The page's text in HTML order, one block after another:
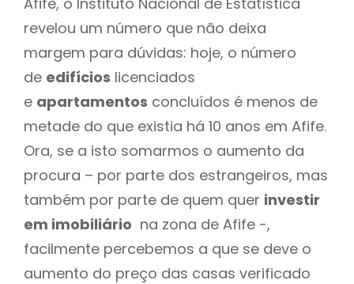
revelou um número que não deixa
margem para dúvidas: hoje, o número
de edifícios licenciados
e apartamentos concluídos é menos de
metade do que existia há 10 anos em Afife.
Ora, se a isto somarmos o aumento da
procura – por parte dos estrangeiros, mas
também por parte de quem quer investir
em imobiliário na zona de Afife -,
facilmente percebemos a que se deve o
aumento do preço das casas verificado